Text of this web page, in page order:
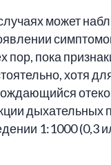
может
пока
хотя
1:1000 (0,3